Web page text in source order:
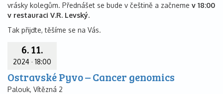
vrásky kolegům. Přednášet se bude v češtině a začneme v 18:00
v restauraci V.R. Levský.
Tak přijďte, těšíme se na Vás.
6. 11.
2024 ·18:00
Ostravské Pyvo – Cancer genomics
Palouk, Vítězná 2